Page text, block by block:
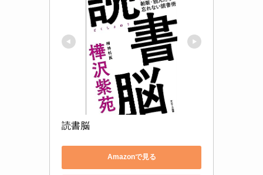
読書脳
Amazonで見る